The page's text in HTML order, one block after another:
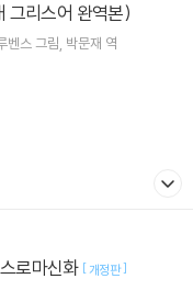
그리스어 완역본)
벤스 그림 박문재 역
로마신화 [개정판]